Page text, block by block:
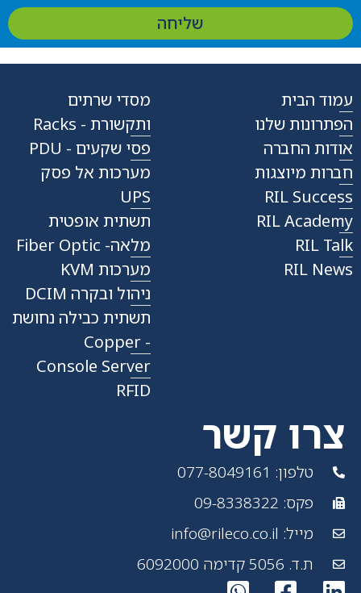
שליחה
עמוד הבית
הפתרונות שלנו
אודות החברה
חברות מיוצגות
RIL Success
RIL Academy
RIL Talk
RIL News
מסדי שרתים
ותקשורת - Racks
פסי שקעים - PDU
מערכות אל פסק
UPS
תשתית אופטית
מלאה- Fiber Optic
מערכות KVM
ניהול ובקרה DCIM
תשתית כבילה נחושת
- Copper
Console Server
RFID
צרו קשר
טלפון: 077-8049161
פקס: 09-8338322
מייל: info@rileco.co.il
ת.ד. 5056 קדימה 6092000